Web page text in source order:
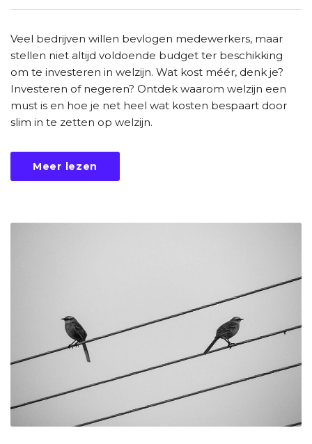
Veel bedrijven willen bevlogen medewerkers, maar
stellen niet altijd voldoende budget ter beschikking
om te investeren in welzijn. Wat kost méér, denk je?
Investeren of negeren? Ontdek waarom welzijn een
must is en hoe je net heel wat kosten bespaart door
slim in te zetten op welzijn.
Meer lezen